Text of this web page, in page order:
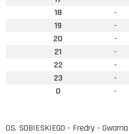
18
-
19
-
20
-
21
-
22
-
23
-
0
-
OS. SOBIESKIEGO - Fredry -